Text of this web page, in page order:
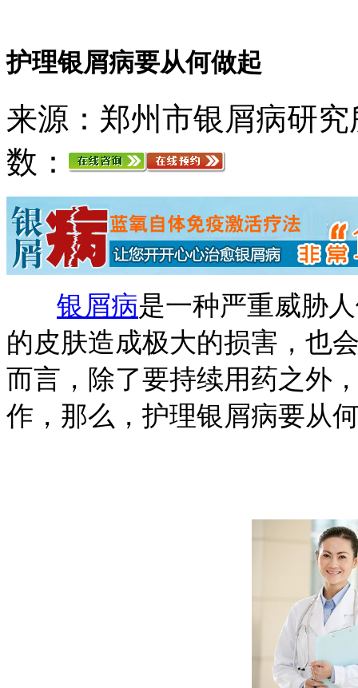
护理银屑病要从何做起
来源：郑州市银屑病研究
数：
银屑病是一种严重威胁
的皮肤造成极大的损害，也
而言，除了要持续用药之外
作，那么，护理银屑病要从